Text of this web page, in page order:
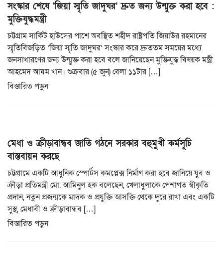
সংস্কার শেষে ‘জিয়া স্মৃতি জাদুঘর’ দ্রুত জন্য উন্মুক্ত করা হবে :
মুক্তিযুদ্ধমন্ত্রী
চট্টগ্রাম সার্কিট হাউসের পাশে অবস্থিত শহীদ রাষ্ট্রপতি জিয়াউর রহমানের
স্মৃতিবিজড়িত ‘জিয়া স্মৃতি জাদুঘর’ সংস্কার করে দ্রুততম সময়ের মধ্যে
জনসাধারণের জন্য উন্মুক্ত করা হবে বলে জানিয়েছেন মুক্তিযুদ্ধ বিষয়ক মন্ত্রী
আহমেদ আযম খান। শুক্রবার (৫ জুন) বেলা ১১টার […]
বিস্তারিত পড়ুন
মেধা ও ক্রীড়াবান্ধব জাতি গঠনে সরকার বহুমুখী কর্মসূচি
বাস্তবায়ন করছে
চট্টগ্রামে একটি আধুনিক স্পোর্টস কমপ্লেক্স নির্মাণ করা হবে জানিয়ে যুব ও
ক্রীড়া প্রতিমন্ত্রী মো. আমিনুল হক বলেছেন, খেলাধুলাকে পেশাগত স্বীকৃতি
প্রদান, নতুন প্রজন্মকে মাদক ও প্রযুক্তি আসক্তি থেকে দুরে রাখা এবং একটি
সুস্থ, মেধাবী ও ক্রীড়াবান্ধব […]
বিস্তারিত পড়ুন